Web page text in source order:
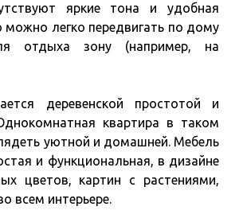
яркие тона и удобная
можно легко передвигать по дому
отдыха зону (например, на
деревенской простотой и
квартира в таком
уютной и домашней. Мебель
и функциональная, в дизайне
цветов, картин с растениями,
всем интерьере.